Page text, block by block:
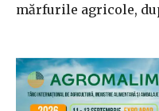
mărfurile agricole,